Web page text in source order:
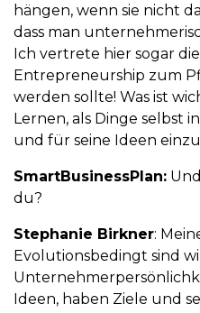
hängen, wenn sie nicht
dass man
Ich vertrete hier sogar
Entrepreneurship zum
werden sollte! Was ist
Lernen, als Dinge selbst
und für seine Ideen
SmartBusinessPlan:
du?
Stephanie Birkner:
Evolutionsbedingt sind
Ideen, haben Ziele und